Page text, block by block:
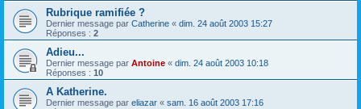
Rubrique ramifiée ?
Dernier message par Catherine « dim. 24 août 2003 15:27
Réponses : 2
Adieu...
Dernier message par Antoine « dim. 24 août 2003 10:18
Réponses : 10
A Katherine.
Dernier message par eliazar « sam. 16 août 2003 17:16